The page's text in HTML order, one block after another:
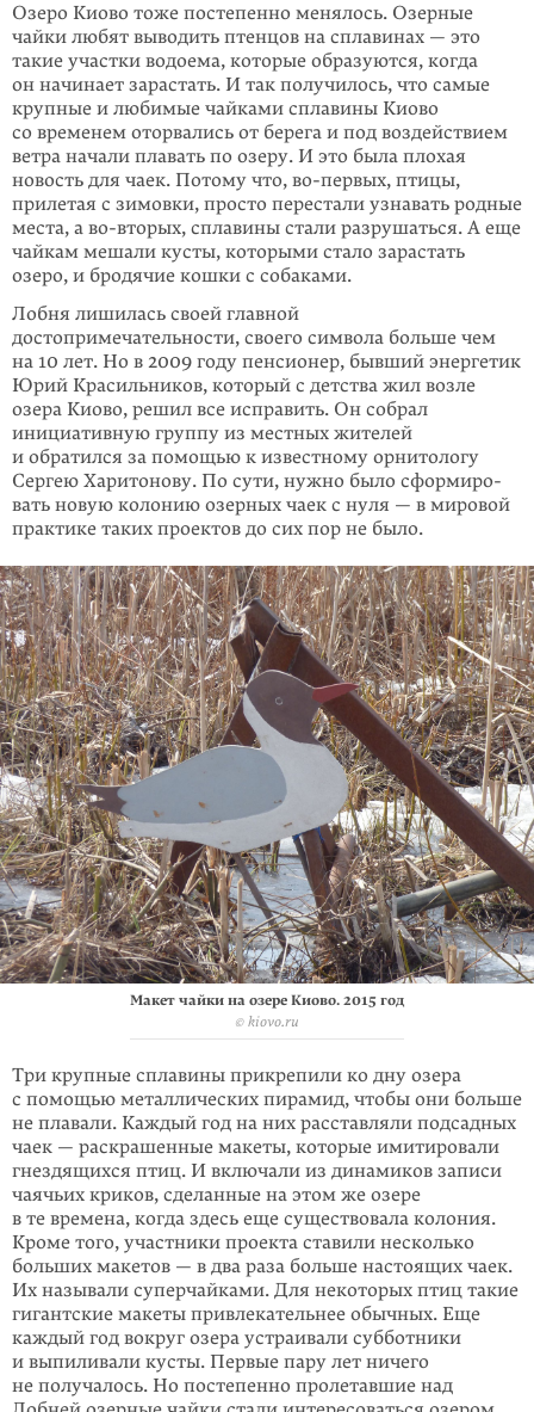
Озеро Киово тоже постепенно менялось. Озерные
чайки любят выводить птенцов на сплавинах — это
такие участки водоема, которые образуются, когда
он начинает зарастать. И так получилось, что самые
крупные и любимые чайками сплавины Киово
со временем оторвались от берега и под воздей­ствием
ветра начали плавать по озеру. И это была плохая
новость для чаек. Потому что, во-первых, птицы,
прилетая с зимовки, просто перестали узнавать родные
места, а во-вторых, сплавины стали разрушаться. А еще
чайкам мешали кусты, которыми стало зарастать
озеро, и бродячие кошки с собаками.
Лобня лишилась своей главной
достопримечательности, своего символа больше чем
на 10 лет. Но в 2009 году пенсионер, бывший энергетик
Юрий Красильников, который с детства жил возле
озера Киово, решил все исправить. Он собрал
инициативную группу из местных жителей
и обратился за помощью к известному орнитологу
Сергею Харитонову. По сути, нужно было сформиро­
вать новую колонию озерных чаек с нуля — в мировой
практике таких проектов до сих пор не было.
Макет чайки на озере Киово. 2015 год
© kiovo.ru
Три крупные сплавины прикрепили ко дну озера
с помощью металлических пирамид, чтобы они больше
не плавали. Каждый год на них расставляли подсадных
чаек — раскрашенные макеты, которые имитировали
гнездящихся птиц. И включали из динамиков записи
чаячьих криков, сделанные на этом же озере
в те времена, когда здесь еще существовала колония.
Кроме того, участ­ники проекта ставили несколько
больших макетов — в два раза больше настоя­щих чаек.
Их называли суперчайками. Для некоторых птиц такие
гигантские макеты привлекательнее обычных. Еще
каждый год вокруг озера устраивали субботники
и выпиливали кусты. Первые пару лет ничего
не получалось. Но постепенно пролетавшие над